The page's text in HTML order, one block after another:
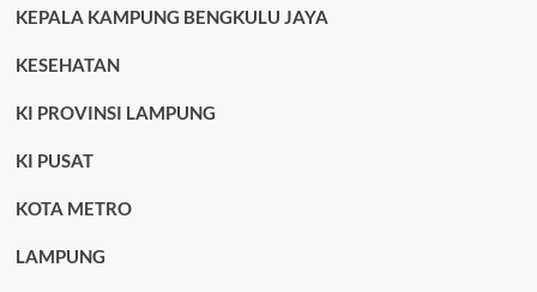
KEPALA KAMPUNG BENGKULU JAYA
KESEHATAN
KI PROVINSI LAMPUNG
KI PUSAT
KOTA METRO
LAMPUNG